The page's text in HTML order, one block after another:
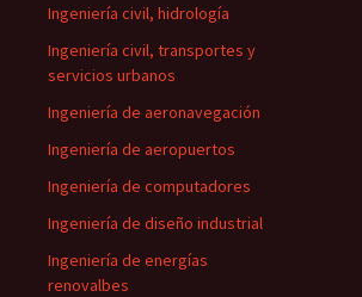
Ingeniería civil, hidrología
Ingeniería civil, transportes y
servicios urbanos
Ingeniería de aeronavegación
Ingeniería de aeropuertos
Ingeniería de computadores
Ingeniería de diseño industrial
Ingeniería de energías
renovalbes